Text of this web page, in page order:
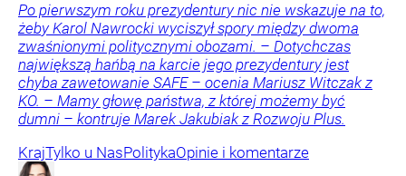
Po pierwszym roku prezydentury nic nie wskazuje na to,
żeby Karol Nawrocki wyciszył spory między dwoma
zwaśnionymi politycznymi obozami. – Dotychczas
największą hańbą na karcie jego prezydentury jest
chyba zawetowanie SAFE – ocenia Mariusz Witczak z
KO. – Mamy głowę państwa, z której możemy być
dumni – kontruje Marek Jakubiak z Rozwoju Plus.
KrajTylko u NasPolitykaOpinie i komentarze